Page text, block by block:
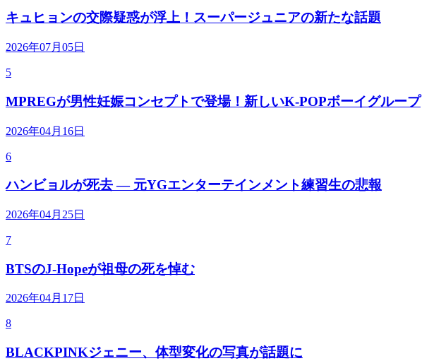
キュヒョンの交際疑惑が浮上！スーパージュニアの新たな話題
2026年07月05日
5
MPREGが男性妊娠コンセプトで登場！新しいK-POPボーイグループ
2026年04月16日
6
ハンビョルが死去 — 元YGエンターテインメント練習生の悲報
2026年04月25日
7
BTSのJ-Hopeが祖母の死を悼む
2026年04月17日
8
BLACKPINKジェニー、体型変化の写真が話題に